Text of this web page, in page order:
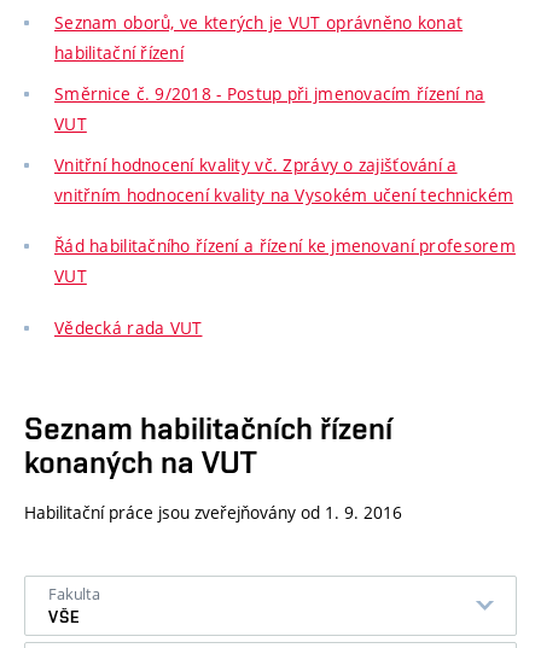
Seznam oborů, ve kterých je VUT oprávněno konat
habilitační řízení
Směrnice č. 9/2018 - Postup při jmenovacím řízení na
VUT
Vnitřní hodnocení kvality vč. Zprávy o zajišťování a
vnitřním hodnocení kvality na Vysokém učení technickém
Řád habilitačního řízení a řízení ke jmenovaní profesorem
VUT
Vědecká rada VUT
Seznam habilitačních řízení
konaných na VUT
Habilitační práce jsou zveřejňovány od 1. 9. 2016
Fakulta
VŠE